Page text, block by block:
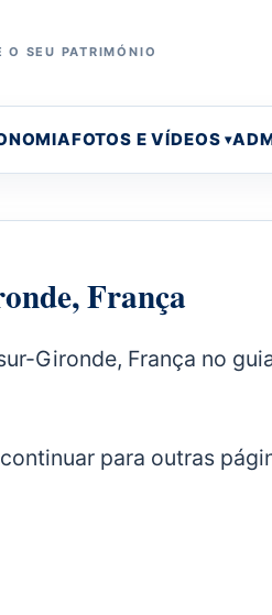
O SEU PATRIMÓNIO
FOTOS E VÍDEOS
França
Gironde, França no
para outras